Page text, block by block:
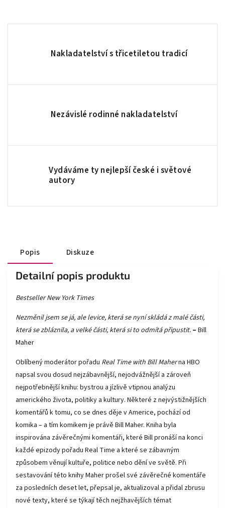
Nakladatelství s třicetiletou tradicí
Nezávislé rodinné nakladatelství
Vydáváme ty nejlepší české i světové
autory
Popis Diskuze
Detailní popis produktu
Bestseller New York Times
Nezměnil jsem se já, ale levice, která se nyní skládá z malé části,
která se zbláznila, a velké části, která si to odmítá připustit. – Bill
Maher
Oblíbený moderátor pořadu Real Time with Bill Maherna HBO
napsal svou dosud nejzábavnější, nejodvážnější a zároveň
nejpotřebnější knihu: bystrou a jízlivě vtipnou analýzu
amerického života, politiky a kultury. Některé z nejvýstižnějších
komentářů k tomu, co se dnes děje v Americe, pochází od
komika – a tím komikem je právě Bill Maher. Kniha byla
inspirována závěrečnými komentáři, které Bill pronáší na konci
každé epizody pořadu Real Time a které se zábavným
způsobem věnují kultuře, politice nebo dění ve světě. Při
sestavování této knihy Maher prošel své závěrečné komentáře
za posledních deset let, přepsal je, aktualizoval a přidal zbrusu
nové texty, které se týkají těch nejžhavějších témat